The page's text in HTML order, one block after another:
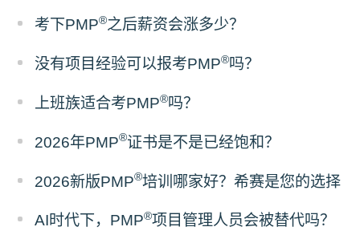
考下PMP®之后薪资会涨多少？
没有项目经验可以报考PMP®吗？
上班族适合考PMP®吗？
2026年PMP®证书是不是已经饱和？
2026新版PMP®培训哪家好？希赛是您的选择
AI时代下，PMP®项目管理人员会被替代吗？